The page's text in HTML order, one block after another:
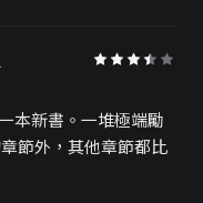
本新書。一堆極端勵
節外，其他章節都比